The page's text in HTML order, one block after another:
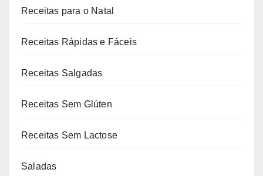
Receitas para o Natal
Receitas Rápidas e Fáceis
Receitas Salgadas
Receitas Sem Glúten
Receitas Sem Lactose
Saladas